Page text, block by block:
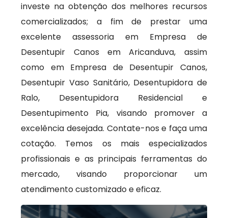
investe na obtenção dos melhores recursos
comercializados; a fim de prestar uma
excelente assessoria em Empresa de
Desentupir Canos em Aricanduva, assim
como em Empresa de Desentupir Canos,
Desentupir Vaso Sanitário, Desentupidora de
Ralo, Desentupidora Residencial e
Desentupimento Pia, visando promover a
excelência desejada. Contate-nos e faça uma
cotação. Temos os mais especializados
profissionais e as principais ferramentas do
mercado, visando proporcionar um
atendimento customizado e eficaz.